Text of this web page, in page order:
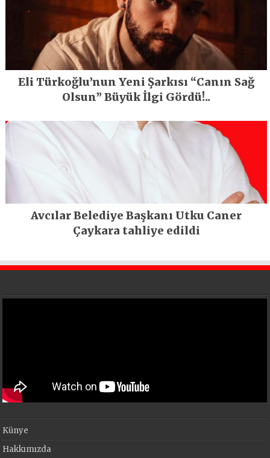
Eli Türkoğlu’nun Yeni Şarkısı “Canın Sağ
Olsun” Büyük İlgi Gördü!..
Avcılar Belediye Başkanı Utku Caner
Çaykara tahliye edildi
Künye
Hakkımızda